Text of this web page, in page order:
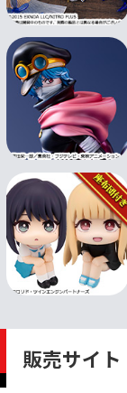
販売サイト